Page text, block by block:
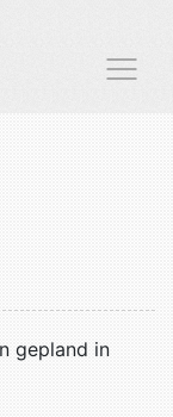
gepland in